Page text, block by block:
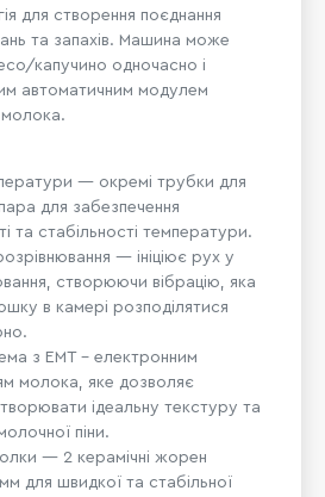
для створення поєднання
та запахів. Машина може
капучино одночасно і
автоматичним модулем
молока.
— окремі трубки для
для забезпечення
та стабільності температури.
— ініціює рух у
створюючи вібрацію, яка
в камері розподілятися
з EMT – електронним
молока, яке дозволяє
ідеальну текстуру та
піни.
— 2 керамічні жорен
для швидкої та стабільної